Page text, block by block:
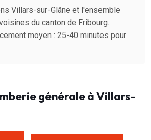
Villars-sur-Glâne et l'ensemble
du canton de Fribourg.
moyen : 25-40 minutes pour
générale à Villars-